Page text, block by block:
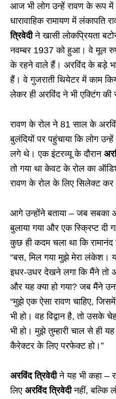
आज भी लोग उन्हें रावण के रूप में
धारावाहिक रामायण में लंकापति
त्रिवेदीने खासी लोकप्रियता
नवम्बर 1937 को हुआ। वे मूल
के रहने वाले हैं। अरविंद के बड़े
हैं। वे गुजराती थियेटर में काम
लेकर ही अरविंद ने भी एक्टिंग की
रावण के रोल ने 81 साल के
बुलंदियों पर पहुंचाया कि लोग
लगे थे। एक इंटरव्यू के दौरान
तो गया था केवट के रोल का
रावण के रोल के लिए सिलेक्ट कर
आगे उन्होंने बताया – जब सबका
बुलाया गया और एक स्क्रिप्ट दी
कुछ ही कदम चला था कि
“बस, मिल गया मुझे मेरा लंकेश।
इधर-उधर देखने लगा कि मैंने तो
और यह क्या हो गया? जब मैंने
“मुझे एक ऐसा रावण चाहिए,
भी हो। वह विद्वान है, तो उसके
भी हो। मुझे तुम्हारी चाल से ही
कैरेक्टर के लिए परफेक्ट हो।”
अरविंद त्रिवेदीने यह भी कहा –
लिए अरविंद त्रिवेदीनहीं, बल्कि